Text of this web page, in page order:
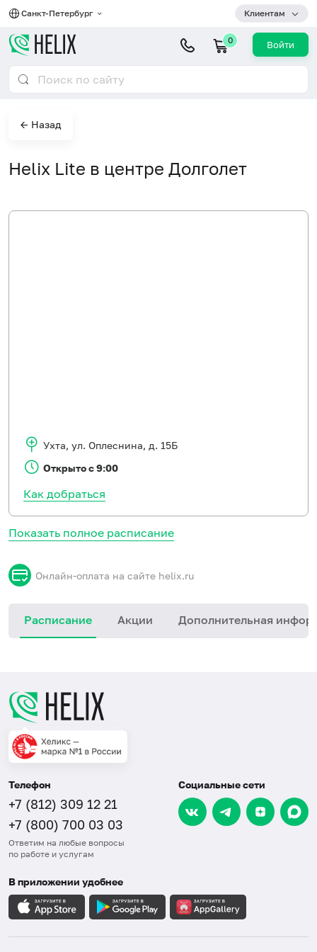
Санкт-Петербург Клиентам
0 Войти
← Назад
Helix Lite в центре Долголет
Показать полное расписание
Онлайн-оплата на сайте helix.ru
Расписание Акции Дополнительная
Ухта, ул. Оплеснина, д. 15Б
Открыто с 9:00
Как добраться
Телефон
+7 (812) 309 12 21
+7 (800) 700 03 03
Ответим на любые вопросы
по работе и услугам
Социальные сети
В приложении удобнее